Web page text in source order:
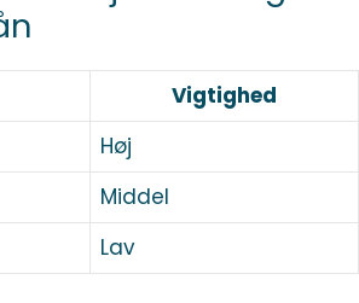
Vigtighed
Høj
Middel
Lav